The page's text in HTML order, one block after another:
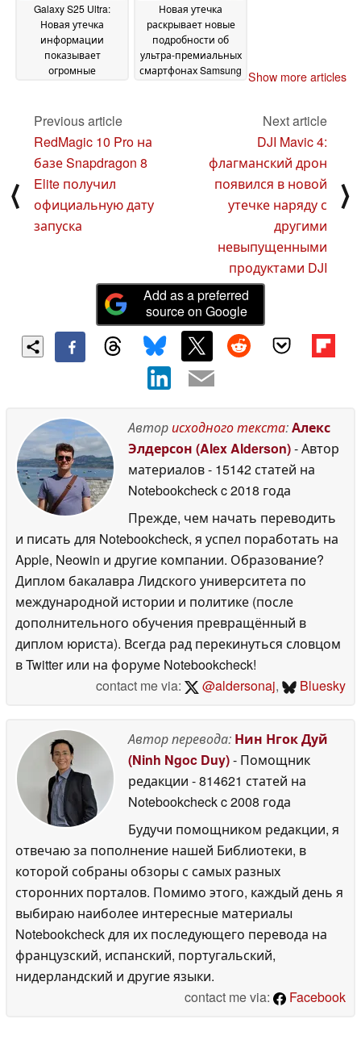
Galaxy S25 Ultra:
Новая утечка
информации
показывает
огромные
Samsung S24 Ultra06
Новая утечка
раскрывает новые
подробности об
ультра-премиальных
смартфонах Samsung Show more articles
⟨
Previous article
RedMagic 10 Pro на
базе Snapdragon 8
Elite получил
официальную дату
запуска
Next article
DJI Mavic 4:
флагманский дрон
появился в новой
утечке наряду с
другими
невыпущенными
продуктами DJI
⟩
Add as a preferred
source on Google
Авторисходного текста:Алекс
Элдерсон (Alex Alderson)- Автор
материалов- 15142 статей на
Notebookcheckc 2018 года
Прежде, чем начать переводить
и писать для Notebookcheck, я успел поработать на
Apple, Neowin и другие компании. Образование?
Диплом бакалавра Лидского университета по
международной истории и политике (после
дополнительного обучения превращённый в
диплом юриста). Всегда рад перекинуться словцом
в Twitter или на форуме Notebookcheck!
contact me via:
@aldersonaj, Bluesky
Автор перевода: Нин Нгок Дуй
(Ninh Ngoc Duy)- Помощник
редакции - 814621 статей на
Notebookcheckc 2008 года
Будучи помощником редакции, я
отвечаю за пополнение нашей Библиотеки, в
которой собраны обзоры с самых разных
сторонних порталов. Помимо этого, каждый день я
выбираю наиболее интересные материалы
Notebookcheck для их последующего перевода на
французский, испанский, португальский,
нидерландский и другие языки.
contact me via:
Facebook